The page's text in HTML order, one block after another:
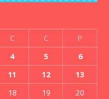
C C
P
4 5
6
11 12
13
18 19 20